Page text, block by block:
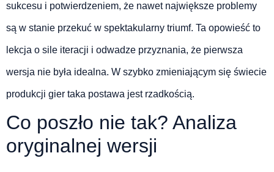
sukcesu i potwierdzeniem, że nawet największe problemy
są w stanie przekuć w spektakularny triumf. Ta opowieść to
lekcja o sile iteracji i odwadze przyznania, że pierwsza
wersja nie była idealna. W szybko zmieniającym się świecie
produkcji gier taka postawa jest rzadkością.
Co poszło nie tak? Analiza
oryginalnej wersji